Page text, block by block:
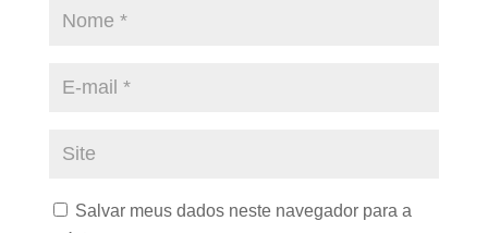
Salvar meus dados neste navegador para a